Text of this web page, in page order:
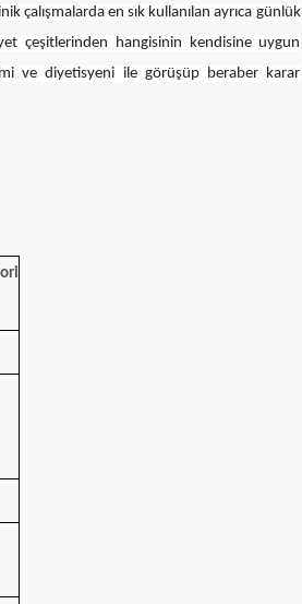
çalışmalarda en sık kullanılan ayrıca günlük
çeşitlerinden hangisinin kendisine uygun
ve diyetisyeni ile görüşüp beraber karar